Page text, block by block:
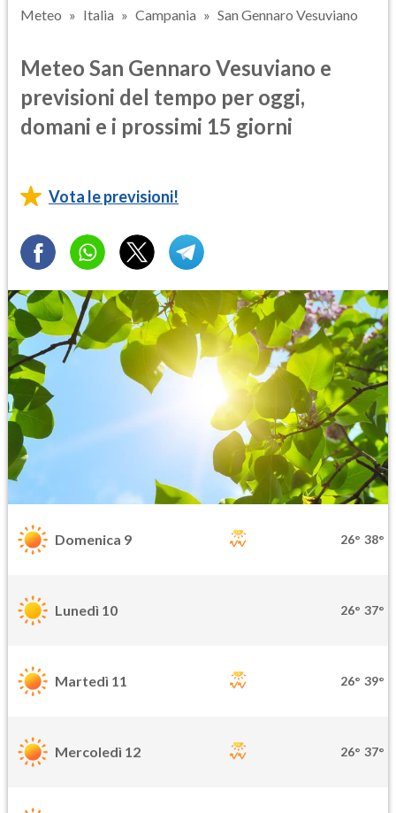
Meteo Italia Campania San Gennaro Vesuviano
Meteo San Gennaro Vesuviano e
previsioni del tempo per oggi,
domani e i prossimi 15 giorni
Vota le previsioni!
Domenica 9 26° 38°
Lunedì 10 26° 37°
Martedì 11 26° 39°
Mercoledì 12 26° 37°